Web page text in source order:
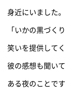
身近にいました。
「いかの黒づく
笑いを提供して
彼の感想も聞い
ある夜のことです